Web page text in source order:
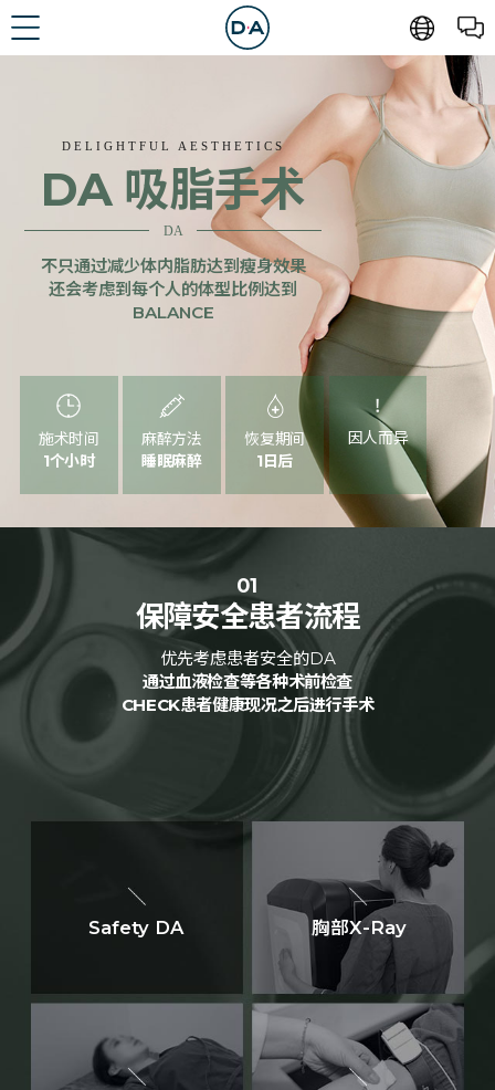
DELIGHTFUL AESTHETICS
DA 吸脂手术
DA
不只通过减少体内脂肪达到瘦身效果
还会考虑到每个人的体型比例达到
BALANCE
施术时间
1个小时
麻醉方法
睡眠麻醉
恢复期间
1日后
因人而异
01
保障安全患者流程
优先考虑患者安全的DA
通过血液检查等各种术前检查
CHECK患者健康现况之后进行手术
Safety DA 胸部X-Ray